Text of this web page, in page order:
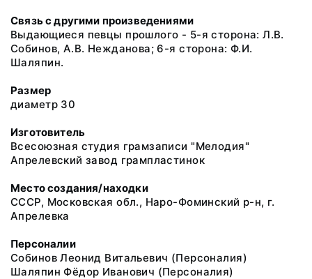
Связь с другими произведениями
Выдающиеся певцы прошлого - 5-я сторона: Л.В.
Собинов, А.В. Нежданова; 6-я сторона: Ф.И.
Шаляпин.
Размер
диаметр 30
Изготовитель
Всесоюзная студия грамзаписи "Мелодия"
Апрелевский завод грампластинок
Место создания/находки
СССР, Московская обл., Наро-Фоминский р-н, г.
Апрелевка
Персоналии
Собинов Леонид Витальевич (Персоналия)
Шаляпин Фёдор Иванович (Персоналия)